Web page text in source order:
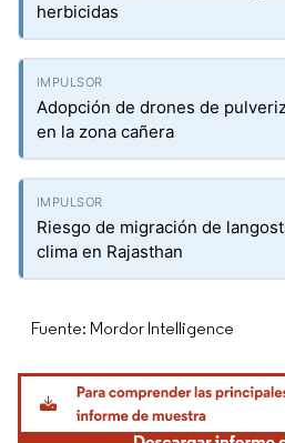
herbicidas
Adopción de drones de
en la zona cañera
Riesgo de migración de
clima en Rajasthan
Fuente: Mordor Intelligence